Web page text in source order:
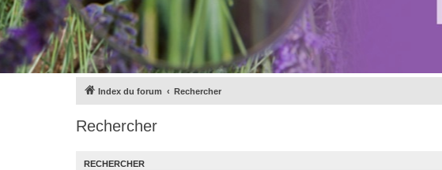
Index du forum Rechercher
Rechercher
RECHERCHER